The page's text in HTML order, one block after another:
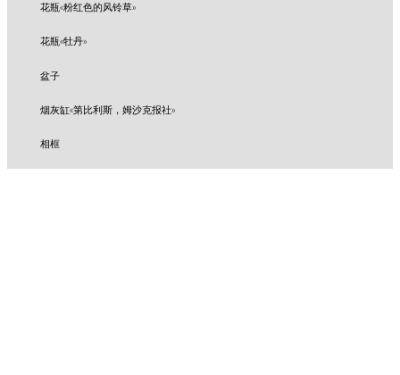
花瓶«粉红色的风铃草»
花瓶«牡丹»
盆子
烟灰缸«第比利斯，姆沙克报社»
相框